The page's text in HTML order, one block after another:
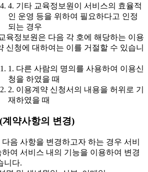
4. 기타 교육정보원이 서비스의 효율적
인 운영 등을 위하여 필요하다고 인정
되는 경우
육정보원은 다음 각 호에 해당하는 이용
신청에 대하여는 이를 거절할 수 있습니
1. 다른 사람의 명의를 사용하여 이용신
청을 하였을 때
2. 이용계약 신청서의 내용을 허위로 기
재하였을 때
계약사항의 변경)
음 사항을 변경하고자 하는 경우 서비
하여 서비스 내의 기능을 이용하여 변경
니다.